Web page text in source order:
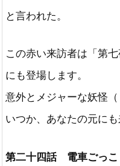
と言われた。
この赤い来訪者は「第
にも登場します。
意外とメジャーな妖怪（
いつか、あなたの元に
第二十四話 電車ごっこ